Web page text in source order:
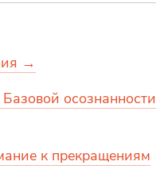
→
осознанности
к прекращениям